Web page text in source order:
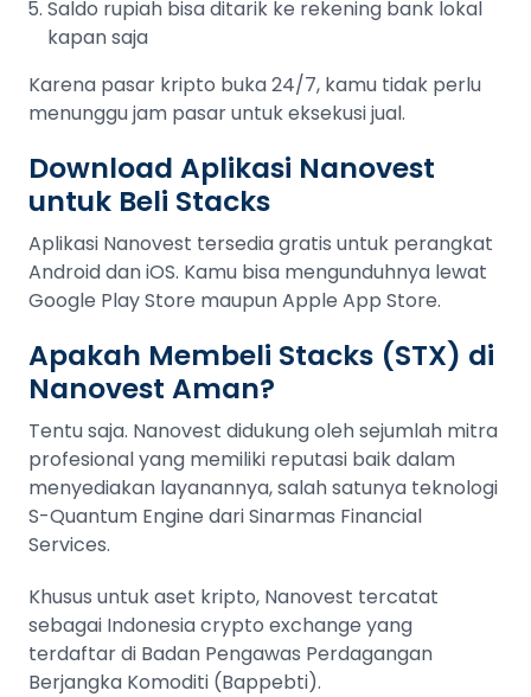
Saldo rupiah bisa ditarik ke rekening bank lokal
kapan saja
Karena pasar kripto buka 24/7, kamu tidak perlu
menunggu jam pasar untuk eksekusi jual.
Download Aplikasi Nanovest
untuk Beli Stacks
Aplikasi Nanovest tersedia gratis untuk perangkat
Android dan iOS. Kamu bisa mengunduhnya lewat
Google Play Store maupun Apple App Store.
Apakah Membeli Stacks (STX) di
Nanovest Aman?
Tentu saja. Nanovest didukung oleh sejumlah mitra
profesional yang memiliki reputasi baik dalam
menyediakan layanannya, salah satunya teknologi
S-Quantum Engine dari Sinarmas Financial
Services.
Khusus untuk aset kripto, Nanovest tercatat
sebagai Indonesia crypto exchange yang
terdaftar di Badan Pengawas Perdagangan
Berjangka Komoditi (Bappebti).